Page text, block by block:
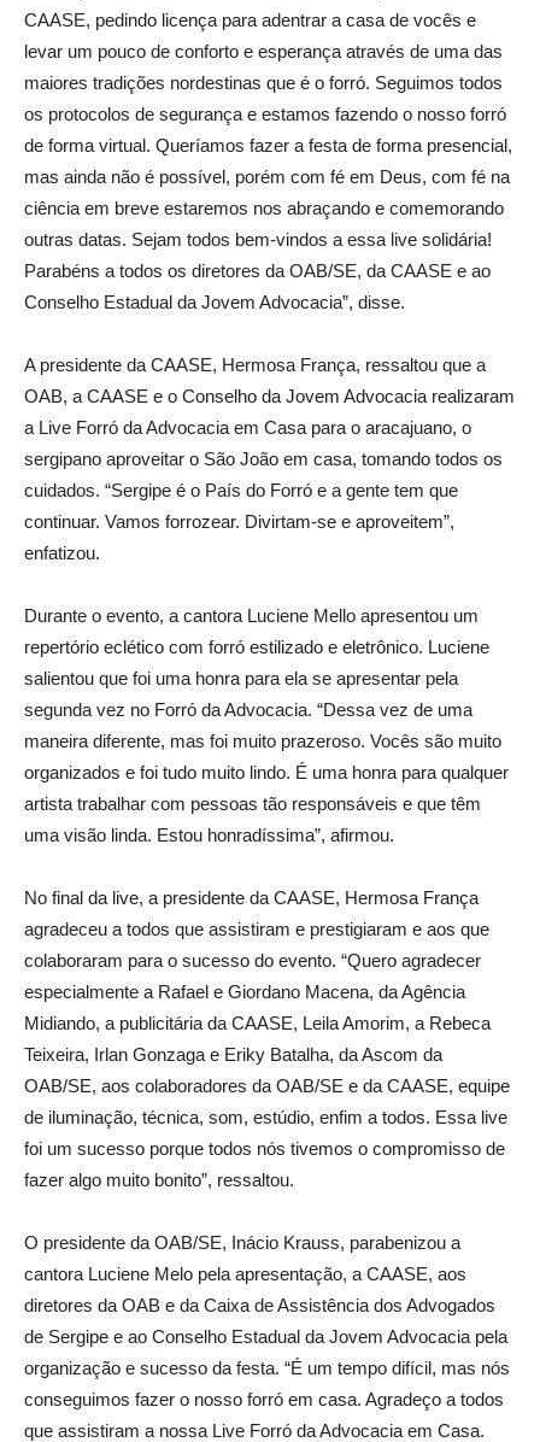
CAASE, pedindo licença para adentrar a casa de vocês e
levar um pouco de conforto e esperança através de uma das
maiores tradições nordestinas que é o forró. Seguimos todos
os protocolos de segurança e estamos fazendo o nosso forró
de forma virtual. Queríamos fazer a festa de forma presencial,
mas ainda não é possível, porém com fé em Deus, com fé na
ciência em breve estaremos nos abraçando e comemorando
outras datas. Sejam todos bem-vindos a essa live solidária!
Parabéns a todos os diretores da OAB/SE, da CAASE e ao
Conselho Estadual da Jovem Advocacia”, disse.
A presidente da CAASE, Hermosa França, ressaltou que a
OAB, a CAASE e o Conselho da Jovem Advocacia realizaram
a Live Forró da Advocacia em Casa para o aracajuano, o
sergipano aproveitar o São João em casa, tomando todos os
cuidados. “Sergipe é o País do Forró e a gente tem que
continuar. Vamos forrozear. Divirtam-se e aproveitem”,
enfatizou.
Durante o evento, a cantora Luciene Mello apresentou um
repertório eclético com forró estilizado e eletrônico. Luciene
salientou que foi uma honra para ela se apresentar pela
segunda vez no Forró da Advocacia. “Dessa vez de uma
maneira diferente, mas foi muito prazeroso. Vocês são muito
organizados e foi tudo muito lindo. É uma honra para qualquer
artista trabalhar com pessoas tão responsáveis e que têm
uma visão linda. Estou honradíssima”, afirmou.
No final da live, a presidente da CAASE, Hermosa França
agradeceu a todos que assistiram e prestigiaram e aos que
colaboraram para o sucesso do evento. “Quero agradecer
especialmente a Rafael e Giordano Macena, da Agência
Midiando, a publicitária da CAASE, Leila Amorim, a Rebeca
Teixeira, Irlan Gonzaga e Eriky Batalha, da Ascom da
OAB/SE, aos colaboradores da OAB/SE e da CAASE, equipe
de iluminação, técnica, som, estúdio, enfim a todos. Essa live
foi um sucesso porque todos nós tivemos o compromisso de
fazer algo muito bonito”, ressaltou.
O presidente da OAB/SE, Inácio Krauss, parabenizou a
cantora Luciene Melo pela apresentação, a CAASE, aos
diretores da OAB e da Caixa de Assistência dos Advogados
de Sergipe e ao Conselho Estadual da Jovem Advocacia pela
organização e sucesso da festa. “É um tempo difícil, mas nós
conseguimos fazer o nosso forró em casa. Agradeço a todos
que assistiram a nossa Live Forró da Advocacia em Casa.